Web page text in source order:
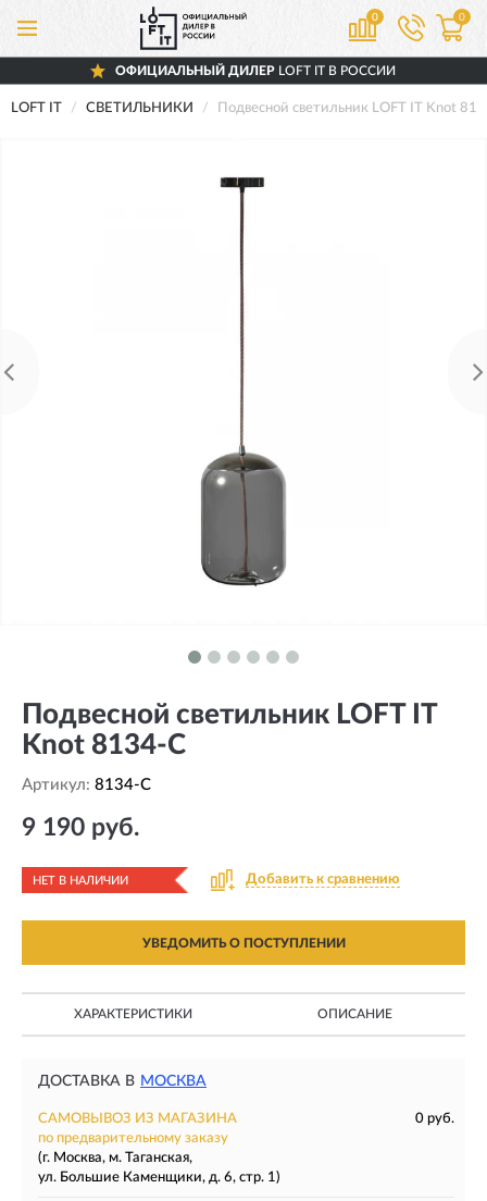
0 0
ОФИЦИАЛЬНЫЙ ДИЛЕРLOFT IT В РОССИИ
LOFT IT СВЕТИЛЬНИКИ Подвесной светильник LOFT IT Knot
Подвесной светильник LOFT IT
Knot 8134-C
Артикул: 8134-C
9 190 руб.
НЕТ В НАЛИЧИИ Добавить к сравнению
УВЕДОМИТЬ О ПОСТУПЛЕНИИ
ХАРАКТЕРИСТИКИ ОПИСАНИЕ
ДОСТАВКА В МОСКВА
САМОВЫВОЗ ИЗ МАГАЗИНА
0 руб.
по предварительному заказу
(г. Москва, м. Таганская,
ул. Большие Каменщики, д. 6, стр. 1)